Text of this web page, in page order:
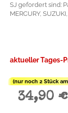
SJ gefordert sind:
MERCURY,
aktueller Tages-
(nur noch 2 Stück
34,90 €